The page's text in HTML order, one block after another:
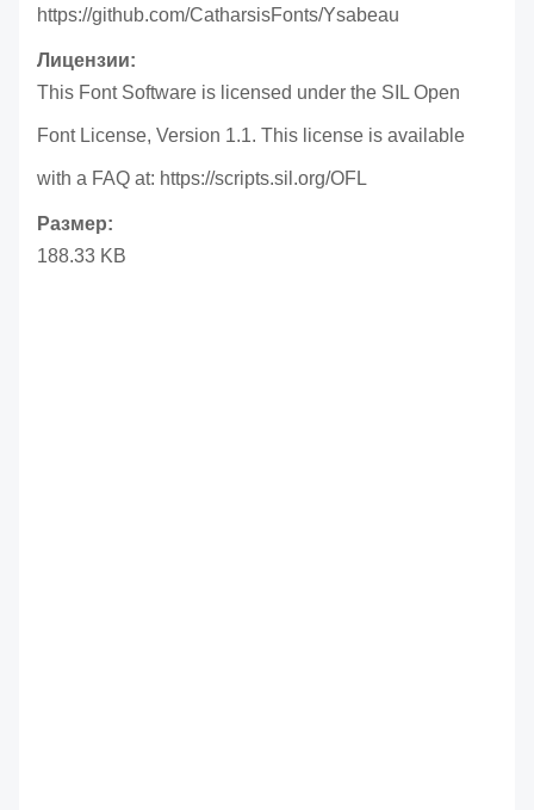
https://github.com/CatharsisFonts/Ysabeau
Лицензии:
This Font Software is licensed under the SIL Open
Font License, Version 1.1. This license is available
with a FAQ at: https://scripts.sil.org/OFL
Размер:
188.33 KB